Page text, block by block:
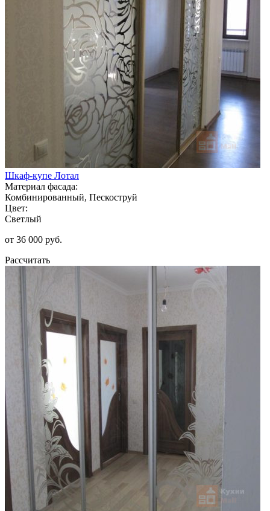
Шкаф-купе Лотал
Материал фасада:
Комбинированный, Пескоструй
Цвет:
Светлый
от 36 000 руб.
Рассчитать